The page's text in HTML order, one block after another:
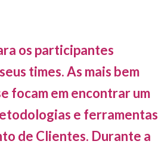
os participantes
times. As mais bem
focam em encontrar um
e ferramentas
de Clientes. Durante a